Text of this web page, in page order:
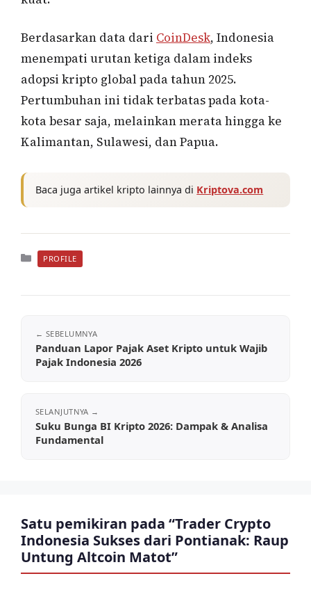
Berdasarkan data dari CoinDesk, Indonesia
menempati urutan ketiga dalam indeks
adopsi kripto global pada tahun 2025.
Pertumbuhan ini tidak terbatas pada kota-
kota besar saja, melainkan merata hingga ke
Kalimantan, Sulawesi, dan Papua.
Baca juga artikel kripto lainnya di Kriptova.com
Kategori
PROFILE
Panduan Lapor Pajak Aset Kripto untuk Wajib
Pajak Indonesia 2026
Suku Bunga BI Kripto 2026: Dampak & Analisa
Fundamental
Satu pemikiran pada “Trader Crypto
Indonesia Sukses dari Pontianak: Raup
Untung Altcoin Matot”